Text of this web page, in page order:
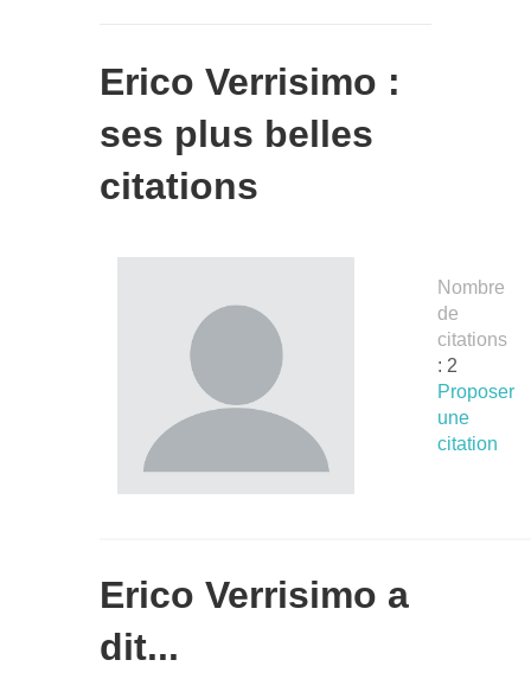
Erico Verrisimo :
ses plus belles
citations
Nombre
de
citations
: 2
Proposer
une
citation
Erico Verrisimo a
dit...